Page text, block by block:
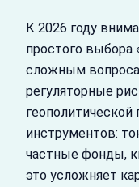
К 2026 году
простого выбора
сложным
регуляторные
инструментов:
частные фонды,
это усложняет